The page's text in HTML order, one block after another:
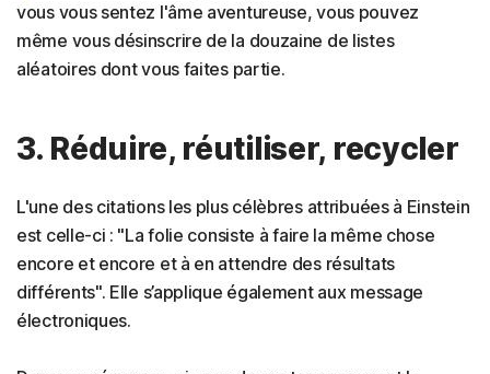
vous vous sentez l'âme aventureuse, vous pouvez
même vous désinscrire de la douzaine de listes
aléatoires dont vous faites partie.
3. Réduire, réutiliser, recycler
L'une des citations les plus célèbres attribuées à Einstein
est celle-ci : "La folie consiste à faire la même chose
encore et encore et à en attendre des résultats
différents". Elle s’applique également aux message
électroniques.